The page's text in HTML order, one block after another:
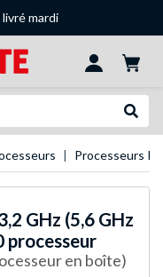
mardi
Processeurs
GHz (5,6 GHz
processeur
en boîte)